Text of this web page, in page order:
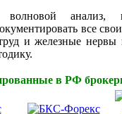
анализ,
все
и железные нервы
в РФ